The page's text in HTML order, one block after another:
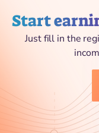
Start
Just fill in the